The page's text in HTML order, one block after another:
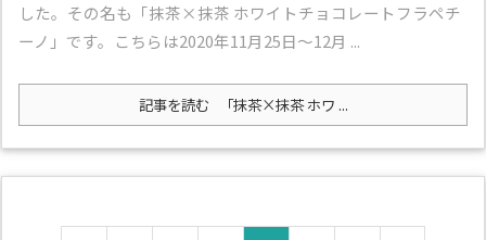
した。その名も「抹茶×抹茶 ホワイトチョコレートフラペチ
ーノ」です。こちらは2020年11月25日～12月 ...
記事を読む 「抹茶×抹茶 ホワ ...